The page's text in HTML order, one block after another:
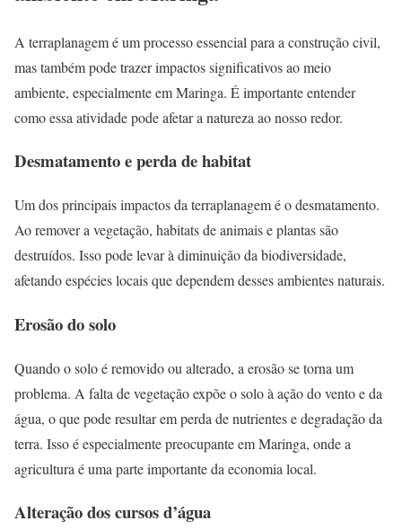
A terraplanagem é um processo essencial para a construção civil,
mas também pode trazer impactos significativos ao meio
ambiente, especialmente em Maringa. É importante entender
como essa atividade pode afetar a natureza ao nosso redor.
Desmatamento e perda de habitat
Um dos principais impactos da terraplanagem é o desmatamento.
Ao remover a vegetação, habitats de animais e plantas são
destruídos. Isso pode levar à diminuição da biodiversidade,
afetando espécies locais que dependem desses ambientes naturais.
Erosão do solo
Quando o solo é removido ou alterado, a erosão se torna um
problema. A falta de vegetação expõe o solo à ação do vento e da
água, o que pode resultar em perda de nutrientes e degradação da
terra. Isso é especialmente preocupante em Maringa, onde a
agricultura é uma parte importante da economia local.
Alteração dos cursos d’água